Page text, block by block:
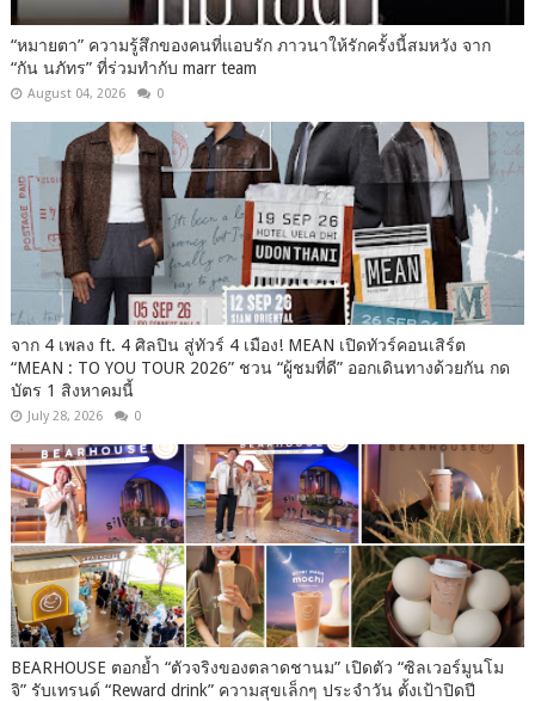
“หมายตา” ความรู้สึกของคนที่แอบรัก ภาวนาให้รักครั้งนี้สมหวัง จาก
“กัน นภัทร” ที่ร่วมทำกับ marr team
August 04, 2026 0
จาก 4 เพลง ft. 4 ศิลปิน สู่ทัวร์ 4 เมือง! MEAN เปิดทัวร์คอนเสิร์ต
“MEAN : TO YOU TOUR 2026” ชวน “ผู้ชมที่ดี” ออกเดินทางด้วยกัน กด
บัตร 1 สิงหาคมนี้
July 28, 2026 0
BEARHOUSE ตอกย้ำ “ตัวจริงของตลาดชานม” เปิดตัว “ซิลเวอร์มูนโม
จิ” รับเทรนด์ “Reward drink” ความสุขเล็กๆ ประจำวัน ตั้งเป้าปิดปี